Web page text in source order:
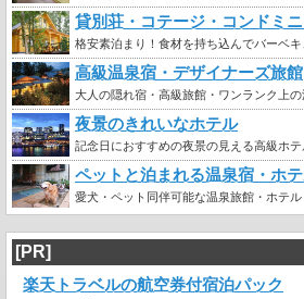
貸別荘・コテージ・コンドミ
格安素泊まり！食材を持ち込んでバーベキ
高級温泉宿・デザイナーズ旅館
大人の隠れ宿・高級旅館・ワンランク上
夜景のきれいなホテル
記念日におすすめの夜景の見える高級ホテ
ペットと泊まれる温泉宿・ホ
愛犬・ペット同伴可能な温泉旅館・ホテル
[PR]
楽天トラベルの航空券付宿泊パック